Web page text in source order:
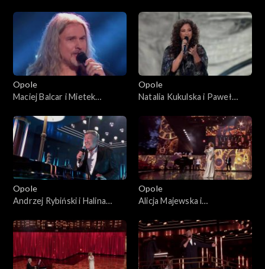
nieznajomej”. 63. KFPP:
Koncert „Autobiografia.
Jubileusz Bogdana Olewicza”
prawdziwą”. 63. KFPP:
Koncert „Autobiografia.
Jubileusz Bogdana Olewicza”
Opole
Maciej Balcar i Mietek
63. KFPP: Koncert
„Autobiografia. Jubileusz
Bogdana Olewicza”
Opole
Natalia Kukulska i Paweł
poproś do tańca”. 63. KFPP:
Koncert „Autobiografia.
Jubileusz Bogdana Olewicza”
Opole
Andrzej Rybiński i Halina
63. KFPP: Koncert
„Autobiografia. Jubileusz
Bogdana Olewicza”
Opole
Alicja Majewska i
przekór wszystkim będę
spać”. 63. KFPP: Koncert
„Autobiografia. Jubileusz
Bogdana Olewicza”